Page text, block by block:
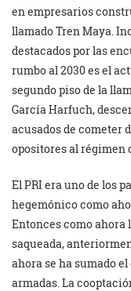
en empresarios
llamado Tren Maya.
destacados por las
rumbo al 2030 es el
segundo piso de la
García Harfuch,
acusados de cometer
opositores al régimen
El PRI era uno de los
hegemónico como
Entonces como ahora
saqueada,
ahora se ha sumado
armadas. La